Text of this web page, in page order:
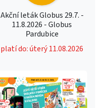
Akční leták Globus 29.7. -
11.8.2026 - Globus
Pardubice
platí do: úterý 11.08.2026